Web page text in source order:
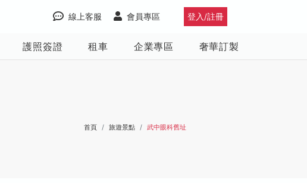
登入/註冊
會員專區
線上客服
護照簽證 租車 企業專區 奢華訂製
首頁 旅遊景點 武中眼科舊址